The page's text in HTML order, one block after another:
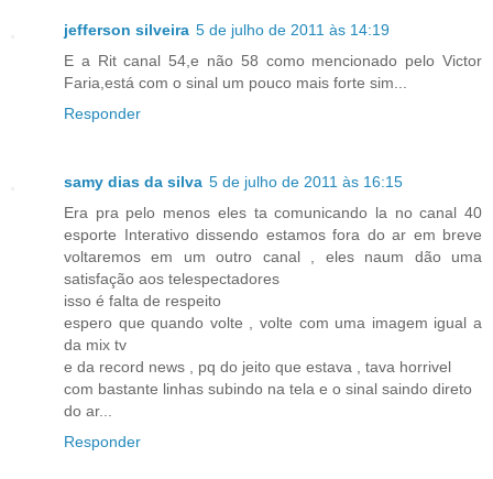
jefferson silveira 5 de julho de 2011 às 14:19
E a Rit canal 54,e não 58 como mencionado pelo Victor
Faria,está com o sinal um pouco mais forte sim...
Responder
samy dias da silva 5 de julho de 2011 às 16:15
Era pra pelo menos eles ta comunicando la no canal 40
esporte Interativo dissendo estamos fora do ar em breve
voltaremos em um outro canal , eles naum dão uma
satisfação aos telespectadores
isso é falta de respeito
espero que quando volte , volte com uma imagem igual a
da mix tv
e da record news , pq do jeito que estava , tava horrivel
com bastante linhas subindo na tela e o sinal saindo direto
do ar...
Responder